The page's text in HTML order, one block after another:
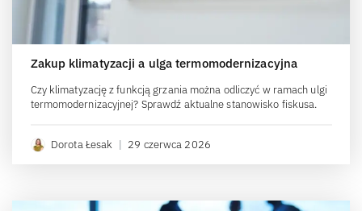
Zakup klimatyzacji a ulga termomodernizacyjna
Czy klimatyzację z funkcją grzania można odliczyć w ramach ulgi
termomodernizacyjnej? Sprawdź aktualne stanowisko fiskusa.
Dorota Łesak | 29 czerwca 2026